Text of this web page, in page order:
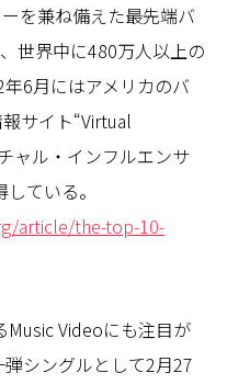
を兼ね備えた最先端バ
世界中に480万人以上の
6月にはアメリカのバ
サイト“Virtual
ャル・インフルエンサ
ている。
article/the-top-10-
Music Videoにも注目が
シングルとして2月27